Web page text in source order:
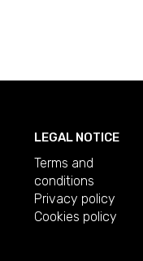
LEGAL NOTICE
Terms and
conditions
Privacy policy
Cookies policy